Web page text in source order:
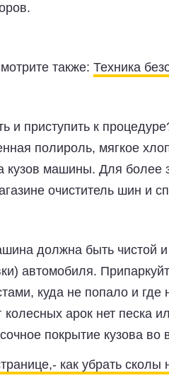
также: Техника
и приступить к
полироль, мягкое
кузов машины. Для более
очиститель шин и
должна быть чистой
автомобиля.
куда не попало и
колесных арок нет песка
покрытие кузова во
как убрать